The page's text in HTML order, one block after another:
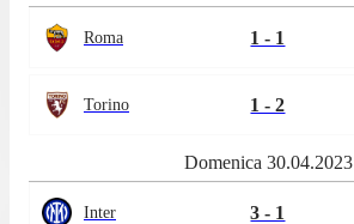
Roma 1 - 1
Torino 1 - 2
Domenica 30.04.2023
Inter 3 - 1